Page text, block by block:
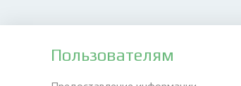
Пользователям